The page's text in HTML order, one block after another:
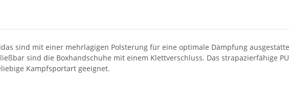
sind mit einer mehrlagigen Polsterung für eine optimale Dämpfung
sind die Boxhandschuhe mit einem Klettverschluss. Das strapazierfähige
Kampfsportart geeignet.